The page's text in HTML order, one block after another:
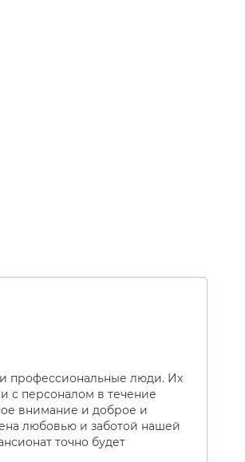
и профессиональные люди. Их
с персоналом в течение
внимание и доброе и
любовью и заботой нашей
точно будет